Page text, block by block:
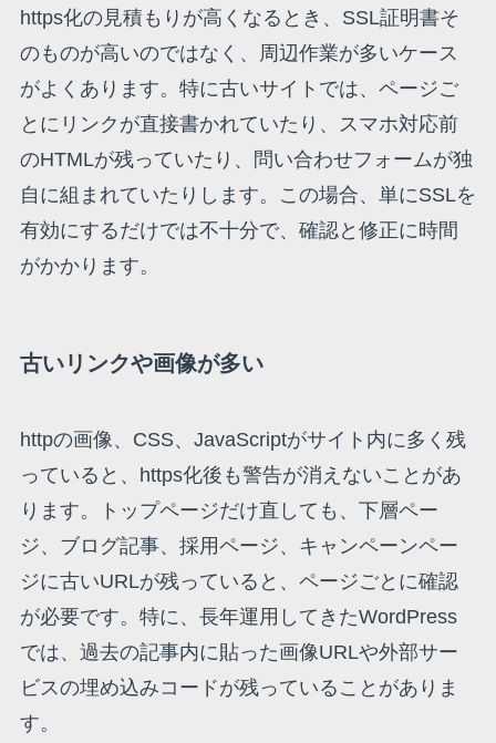
https化の見積もりが高くなるとき、SSL証明書そ
のものが高いのではなく、周辺作業が多いケース
がよくあります。特に古いサイトでは、ページご
とにリンクが直接書かれていたり、スマホ対応前
のHTMLが残っていたり、問い合わせフォームが独
自に組まれていたりします。この場合、単にSSLを
有効にするだけでは不十分で、確認と修正に時間
がかかります。
古いリンクや画像が多い
httpの画像、CSS、JavaScriptがサイト内に多く残
っていると、https化後も警告が消えないことがあ
ります。トップページだけ直しても、下層ペー
ジ、ブログ記事、採用ページ、キャンペーンペー
ジに古いURLが残っていると、ページごとに確認
が必要です。特に、長年運用してきたWordPress
では、過去の記事内に貼った画像URLや外部サー
ビスの埋め込みコードが残っていることがありま
す。